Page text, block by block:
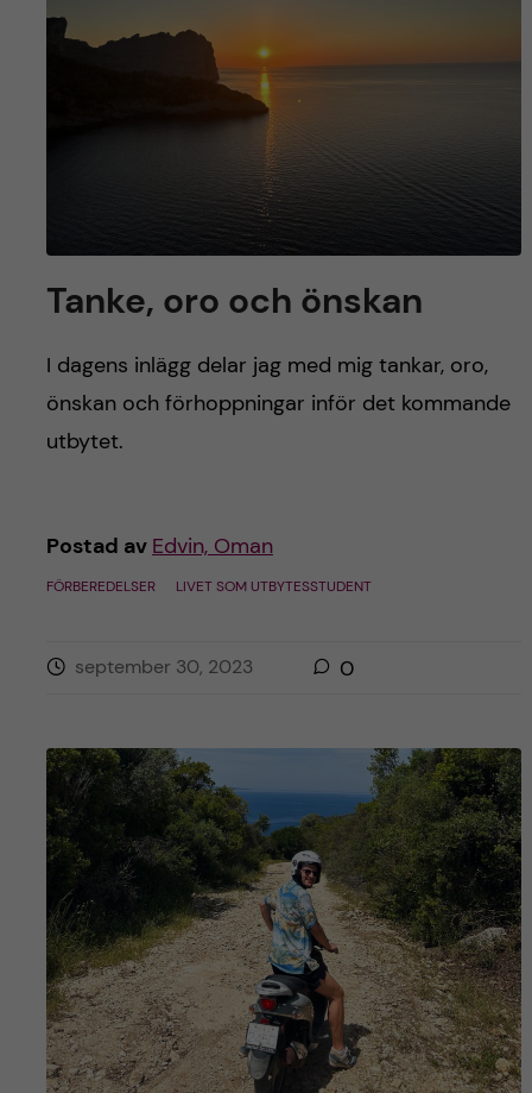
Tanke, oro och önskan
I dagens inlägg delar jag med mig tankar, oro,
önskan och förhoppningar inför det kommande
utbytet.
Postad av Edvin, Oman
FÖRBEREDELSER LIVET SOM UTBYTESSTUDENT
september 30, 2023 0